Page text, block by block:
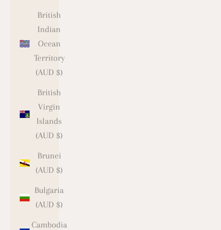
British
Indian
Ocean
Territory
(AUD $)
British
Virgin
Islands
(AUD $)
Brunei
(AUD $)
Bulgaria
(AUD $)
Cambodia